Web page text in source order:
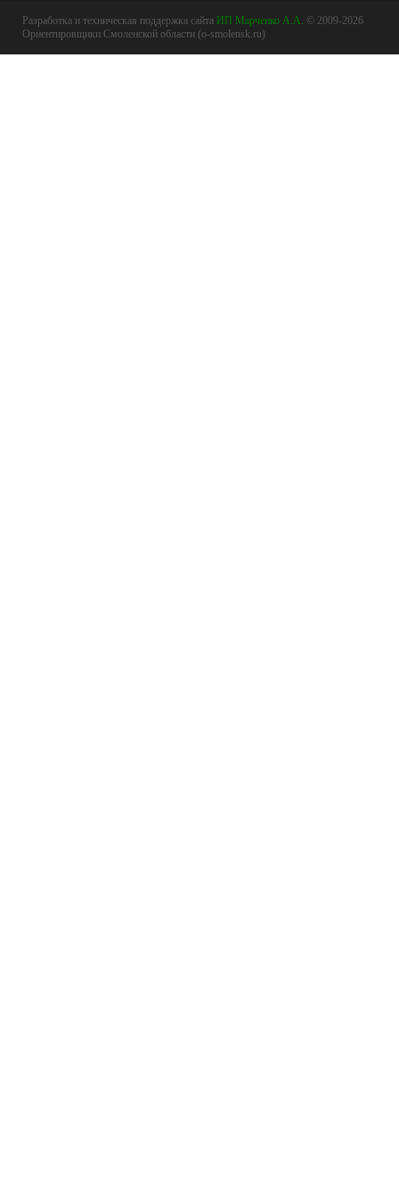
Разработка и техническая поддержка сайта ИП Марченко А.А. © 2009-2026
Ориентировщики Смоленской области (o-smolensk.ru)